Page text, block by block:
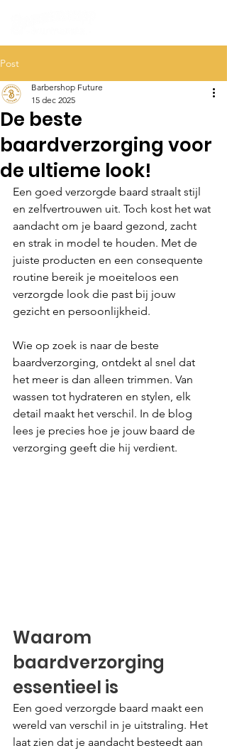
Post
De beste
baardverzorging voor
de ultieme look!
Barbershop Future
15 dec 2025
Een goed verzorgde baard straalt stijl
en zelfvertrouwen uit. Toch kost het wat
aandacht om je baard gezond, zacht
en strak in model te houden. Met de
juiste producten en een consequente
routine bereik je moeiteloos een
verzorgde look die past bij jouw
gezicht en persoonlijkheid.
Wie op zoek is naar de beste
baardverzorging, ontdekt al snel dat
het meer is dan alleen trimmen. Van
wassen tot hydrateren en stylen, elk
detail maakt het verschil. In de blog
lees je precies hoe je jouw baard de
verzorging geeft die hij verdient.
Waarom
baardverzorging
essentieel is
Een goed verzorgde baard maakt een
wereld van verschil in je uitstraling. Het
laat zien dat je aandacht besteedt aan